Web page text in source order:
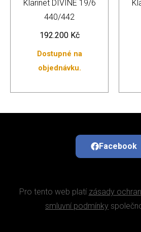
Klarinet DIVINE 19/6
440/442
192.200 Kč
Dostupné na
objednávku.
Facebook
Pro tento web platí zásady
smluvní podmínky